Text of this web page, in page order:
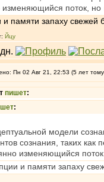
изменяющийся поток, но
памяти запаху свежей
Йцу
Пн 02 Авг 21, 22:53 (5 лет
пишет:
:
модели
сознания, таких как
изменяющийся
и памяти запаху